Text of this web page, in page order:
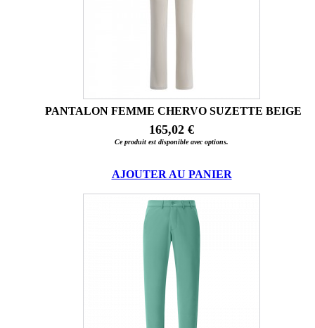
PANTALON FEMME CHERVO SUZETTE BEIGE
165,02 €
Ce produit est disponible avec options.
AJOUTER AU PANIER